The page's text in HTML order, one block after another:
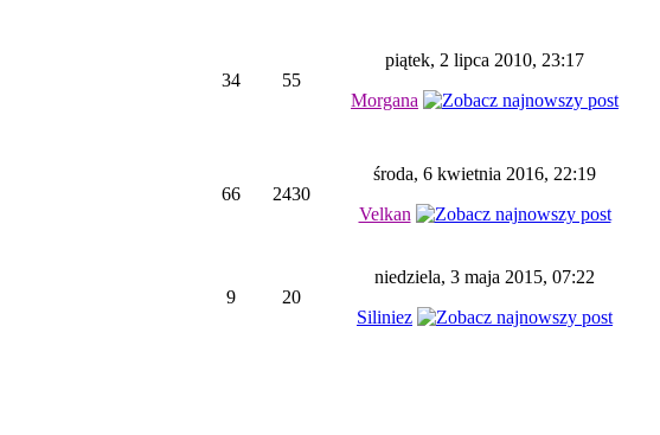
34 55
piątek, 2 lipca 2010, 23:17
Morgana
66 2430
środa, 6 kwietnia 2016, 22:19
Velkan
9 20
niedziela, 3 maja 2015, 07:22
Siliniez